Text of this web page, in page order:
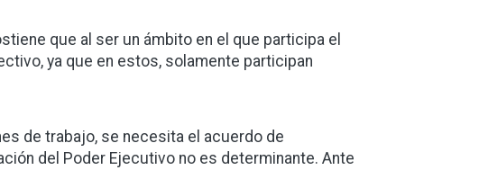
que al ser un ámbito en el que participa el
ya que en estos, solamente participan
de trabajo, se necesita el acuerdo de
del Poder Ejecutivo no es determinante. Ante